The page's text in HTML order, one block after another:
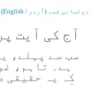
دولسانی قسم (اُردو / English)
آج کی آیت
سب سے پہلے،
ہے۔ تاہم،
کہ یہ حقیقی